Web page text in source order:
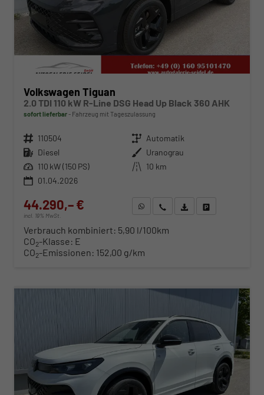
Volkswagen Tiguan
2.0 TDI 110 kW R-Line DSG Head Up Black 360 AHK
sofort lieferbar Fahrzeug mit Tageszulassung
Fahrzeugnr. 110504 Getriebe Automatik
Kraftstoff Diesel Außenfarbe Uranograu
Leistung 110 kW (150 PS) Kilometerstand 10 km
01.04.2026
44.290,– €
incl. 19% MwSt.
WhatsApp anfragen
Wir rufen Sie anFahrzeugexposé (PDF)
Verbrauch kombiniert: 5,90 l/100km
CO2-Klasse: E
CO2-Emissionen: 152,00 g/km